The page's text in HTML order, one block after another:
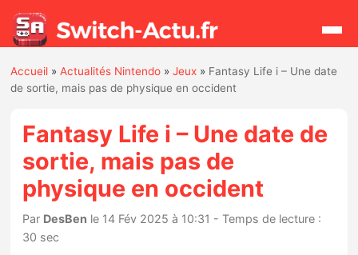
Actualités
Jeux
Hardware
Accueil »Actualités Nintendo »Jeux » Fantasy Life i – Une date
de sortie, mais pas de physique en occident
Fantasy Life i – Une date de
sortie, mais pas de
physique en occident
Par DesBen le 14 Fév 2025 à 10:31 - Temps de lecture :
30 sec